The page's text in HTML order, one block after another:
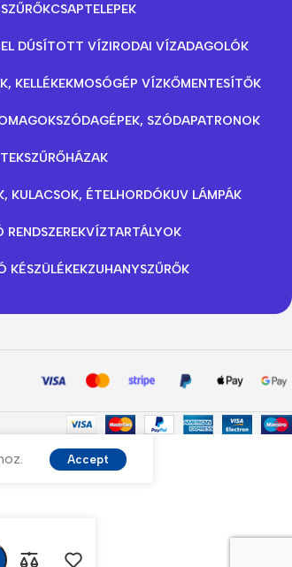
CSAPTELEPEK
DÚSÍTOTT VÍZIRODAI VÍZADAGOLÓK
KELLÉKEKMOSÓGÉP VÍZKŐMENTESÍTŐK
SZÓDAGÉPEK, SZÓDAPATRONOK
SZŰRŐHÁZAK
KULACSOK, ÉTELHORDÓKUV LÁMPÁK
VÍZTARTÁLYOK
KÉSZÜLÉKEKZUHANYSZŰRŐK
Accept